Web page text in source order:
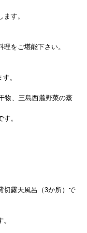
す。
をご堪能下さい。
。
物、三島西麓野菜の蒸
。
切露天風呂（3か所）で